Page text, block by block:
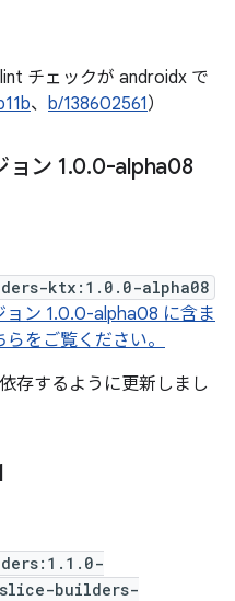
チェックが androidx で
、 b/138602561）
ン 1.0.0-alpha08
ktx:1.0.0-alpha08
ョン 1.0.0-alpha08 に含ま
をご覧ください。
存するように更新しまし
builders-